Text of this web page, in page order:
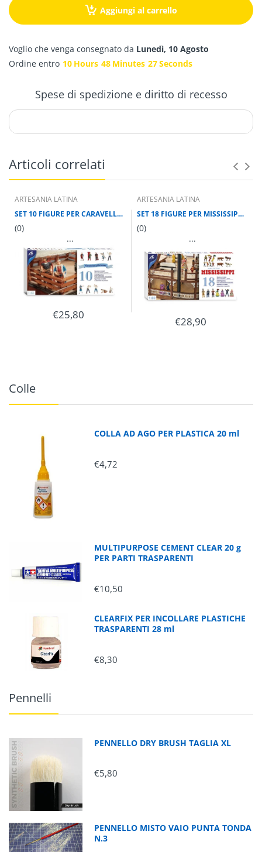
Aggiungi al carrello
Voglio che venga consegnato da Lunedì, 10 Agosto
Ordine entro 10 Hours 48 Minutes 26Seconds
Spese di spedizione e diritto di recesso
Articoli correlati
ARTESANIA LATINA
SET 10 FIGURE PER CARAVELLE E GALEONI SCALA 1/80
(0)
...
€25,80
ARTESANIA LATINA
SET 18 FIGURE PER MISSISSIPPI SCALA 1/80
(0)
...
€28,90
Colle
COLLA AD AGO PER PLASTICA 20 ml
€4,72
MULTIPURPOSE CEMENT CLEAR 20 g
PER PARTI TRASPARENTI
€10,50
CLEARFIX PER INCOLLARE PLASTICHE
TRASPARENTI 28 ml
€8,30
Pennelli
PENNELLO DRY BRUSH TAGLIA XL
€5,80
PENNELLO MISTO VAIO PUNTA TONDA
N.3